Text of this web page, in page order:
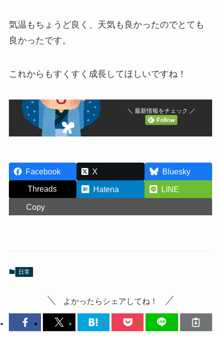
気温もちょうど良く、天気も良かったのでとても
良かったです。
これからもすくすく成長してほしいですね！
＼ 最新情報をチェック ／
Facebook X
Bluesky
Threads
Hatena
LINE
Copy
日常
よかったらシェアしてね！